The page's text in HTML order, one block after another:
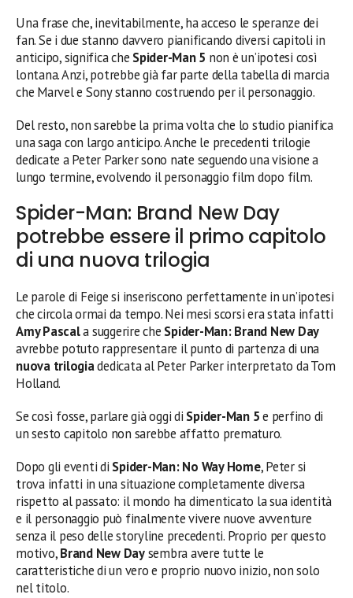
Una frase che, inevitabilmente, ha acceso le speranze dei
fan. Se i due stanno davvero pianificando diversi capitoli in
anticipo, significa che Spider-Man 5 non è un’ipotesi così
lontana. Anzi, potrebbe già far parte della tabella di marcia
che Marvel e Sony stanno costruendo per il personaggio.
Del resto, non sarebbe la prima volta che lo studio pianifica
una saga con largo anticipo. Anche le precedenti trilogie
dedicate a Peter Parker sono nate seguendo una visione a
lungo termine, evolvendo il personaggio film dopo film.
Spider-Man: Brand New Day
potrebbe essere il primo capitolo
di una nuova trilogia
Le parole di Feige si inseriscono perfettamente in un’ipotesi
che circola ormai da tempo. Nei mesi scorsi era stata infatti
Amy Pascala suggerire che Spider-Man: Brand New Day
avrebbe potuto rappresentare il punto di partenza di una
nuova trilogiadedicata al Peter Parker interpretato da Tom
Holland.
Se così fosse, parlare già oggi di Spider-Man 5e perfino di
un sesto capitolo non sarebbe affatto prematuro.
Dopo gli eventi di Spider-Man: No Way Home, Peter si
trova infatti in una situazione completamente diversa
rispetto al passato: il mondo ha dimenticato la sua identità
e il personaggio può finalmente vivere nuove avventure
senza il peso delle storyline precedenti. Proprio per questo
motivo,Brand New Daysembra avere tutte le
caratteristiche di un vero e proprio nuovo inizio, non solo
nel titolo.